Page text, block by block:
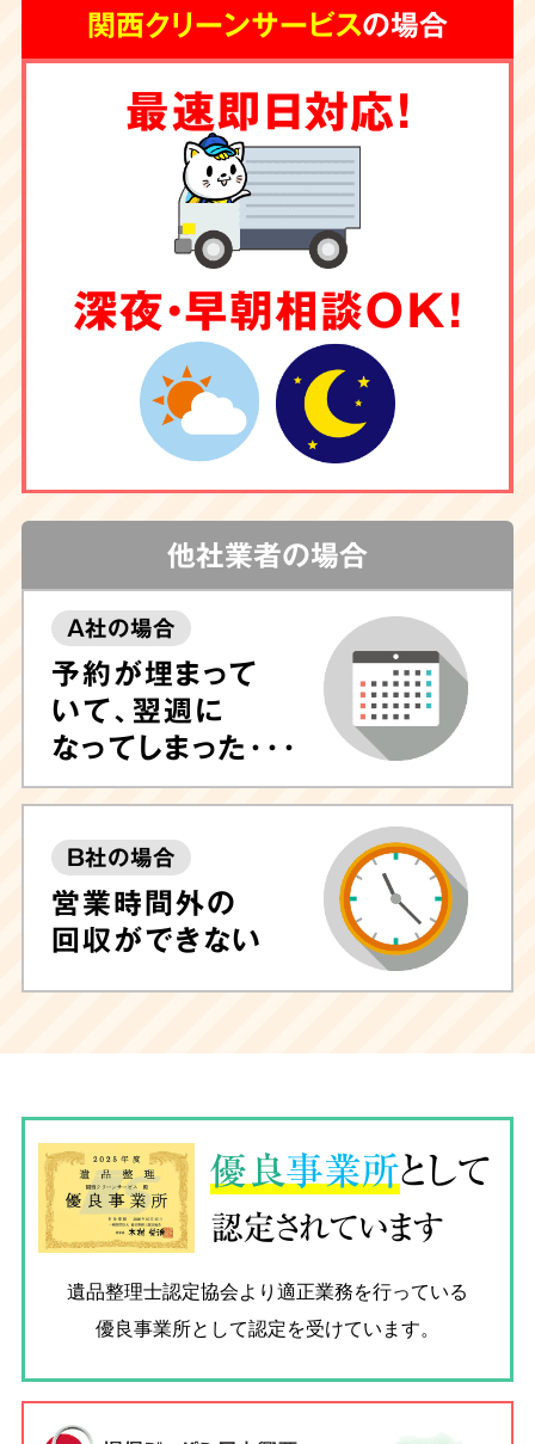
関西クリーンサービスの会計は非常にシンプル
です。お見積りの際に、わかりやすい内訳で提
示させて頂く料金が全てです。お客様の承諾の
ない勝手な追加費用は一切頂きません。
除菌・消臭・ハウス
クリーニングもお任せ
害虫駆除
しつこい汚れや臭いが気になる場合は清掃後に
除菌や脱臭、ハウスクリーニングも可能ですの
で、ぜひお任せ下さい。
専門的なノウハウに長
けたプロのスタッフが専門機器・特殊洗剤を用
いて迅速に対応いたします。
関西クリーンサービスの場合
最速即日対応！
深夜・早朝相談OK！
他社業者の場合
A社の場合
予約が埋まって
いて、翌週に
なってしまった･･･
B社の場合
営業時間外の
回収ができない
優良事業所として
認定されています
遺品整理士認定協会より適正業務を行っている
優良事業所として認定を受けています。